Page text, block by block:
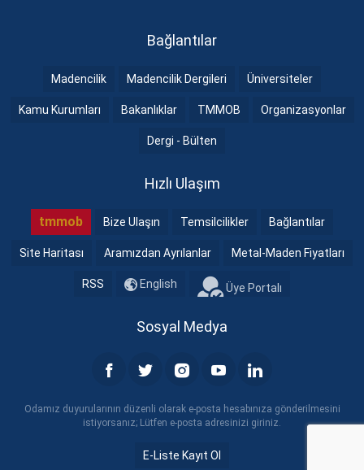
Bağlantılar
Madencilik Madencilik Dergileri Üniversiteler
Kamu Kurumları Bakanlıklar TMMOB Organizasyonlar
Dergi - Bülten
Hızlı Ulaşım
tmmob Bize Ulaşın Temsilcilikler Bağlantılar
Site Haritası Aramızdan Ayrılanlar Metal-Maden Fiyatları
RSS English Üye Portalı
Sosyal Medya
Odamız duyurularının düzenli olarak e-posta hesabınıza gönderilmesini
istiyorsanız; Lütfen e-posta adresinizi giriniz.
E-Liste Kayıt Ol